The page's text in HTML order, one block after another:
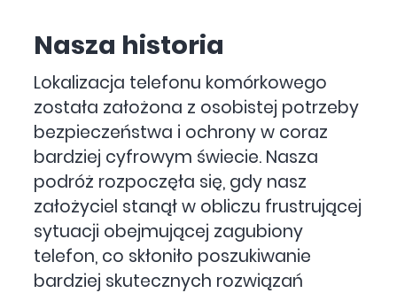
Nasza historia
Lokalizacja telefonu komórkowego
została założona z osobistej potrzeby
bezpieczeństwa i ochrony w coraz
bardziej cyfrowym świecie. Nasza
podróż rozpoczęła się, gdy nasz
założyciel stanął w obliczu frustrującej
sytuacji obejmującej zagubiony
telefon, co skłoniło poszukiwanie
bardziej skutecznych rozwiązań